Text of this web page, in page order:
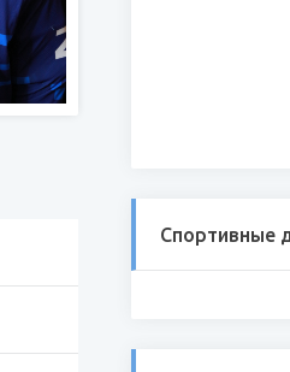
Спортивные